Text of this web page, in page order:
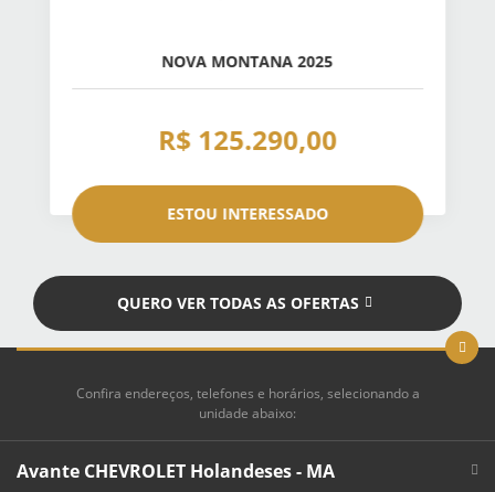
NOVA MONTANA 2025
R$ 125.290,00
ESTOU INTERESSADO
QUERO VER TODAS AS OFERTAS
Confira endereços, telefones e horários, selecionando a
unidade abaixo:
Avante CHEVROLET Holandeses - MA